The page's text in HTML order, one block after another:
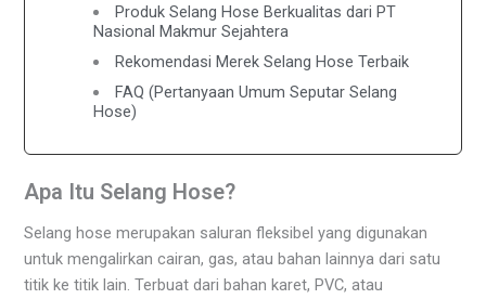
Produk Selang Hose Berkualitas dari PT
Nasional Makmur Sejahtera
Rekomendasi Merek Selang Hose Terbaik
FAQ (Pertanyaan Umum Seputar Selang
Hose)
Apa Itu Selang Hose?
Selang hose merupakan saluran fleksibel yang digunakan
untuk mengalirkan cairan, gas, atau bahan lainnya dari satu
titik ke titik lain. Terbuat dari bahan karet, PVC, atau